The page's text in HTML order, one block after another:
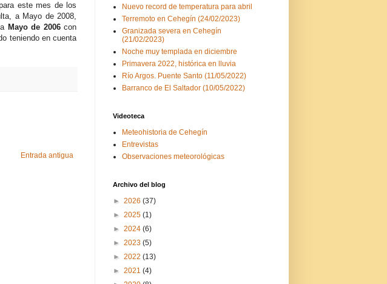
este mes de los
a Mayo de 2008,
Mayo de 2006con
teniendo en cuenta
Entrada antigua
Nuevo record de temperatura para abril
Terremoto en Cehegín (24/02/2023)
Granizada severa en Cehegín
(21/02/2023)
Noche muy templada en diciembre
Primavera 2022, histórica en lluvia
Río Argos. Puente Santo (11/05/2022)
Barranco de El Saltador (10/05/2022)
Videoteca
Meteohistoria de Cehegín
Entrevistas
Observaciones meteorológicas
Archivo del blog
► 2026 (37)
► 2025 (1)
► 2024 (6)
► 2023 (5)
► 2022 (13)
► 2021 (4)